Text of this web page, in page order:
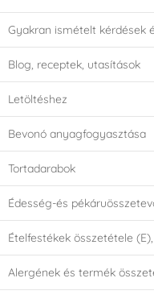
Gyakran ismételt kérdések
Blog, receptek, utasítások
Letöltéshez
Bevonó anyagfogyasztása
Tortadarabok
Édesség-és
Ételfestékek összetétele (E),
Alergének és termék